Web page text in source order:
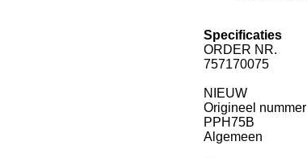
Specificaties
ORDER NR.
757170075
NIEUW
Origineel nummer
PPH75B
Algemeen